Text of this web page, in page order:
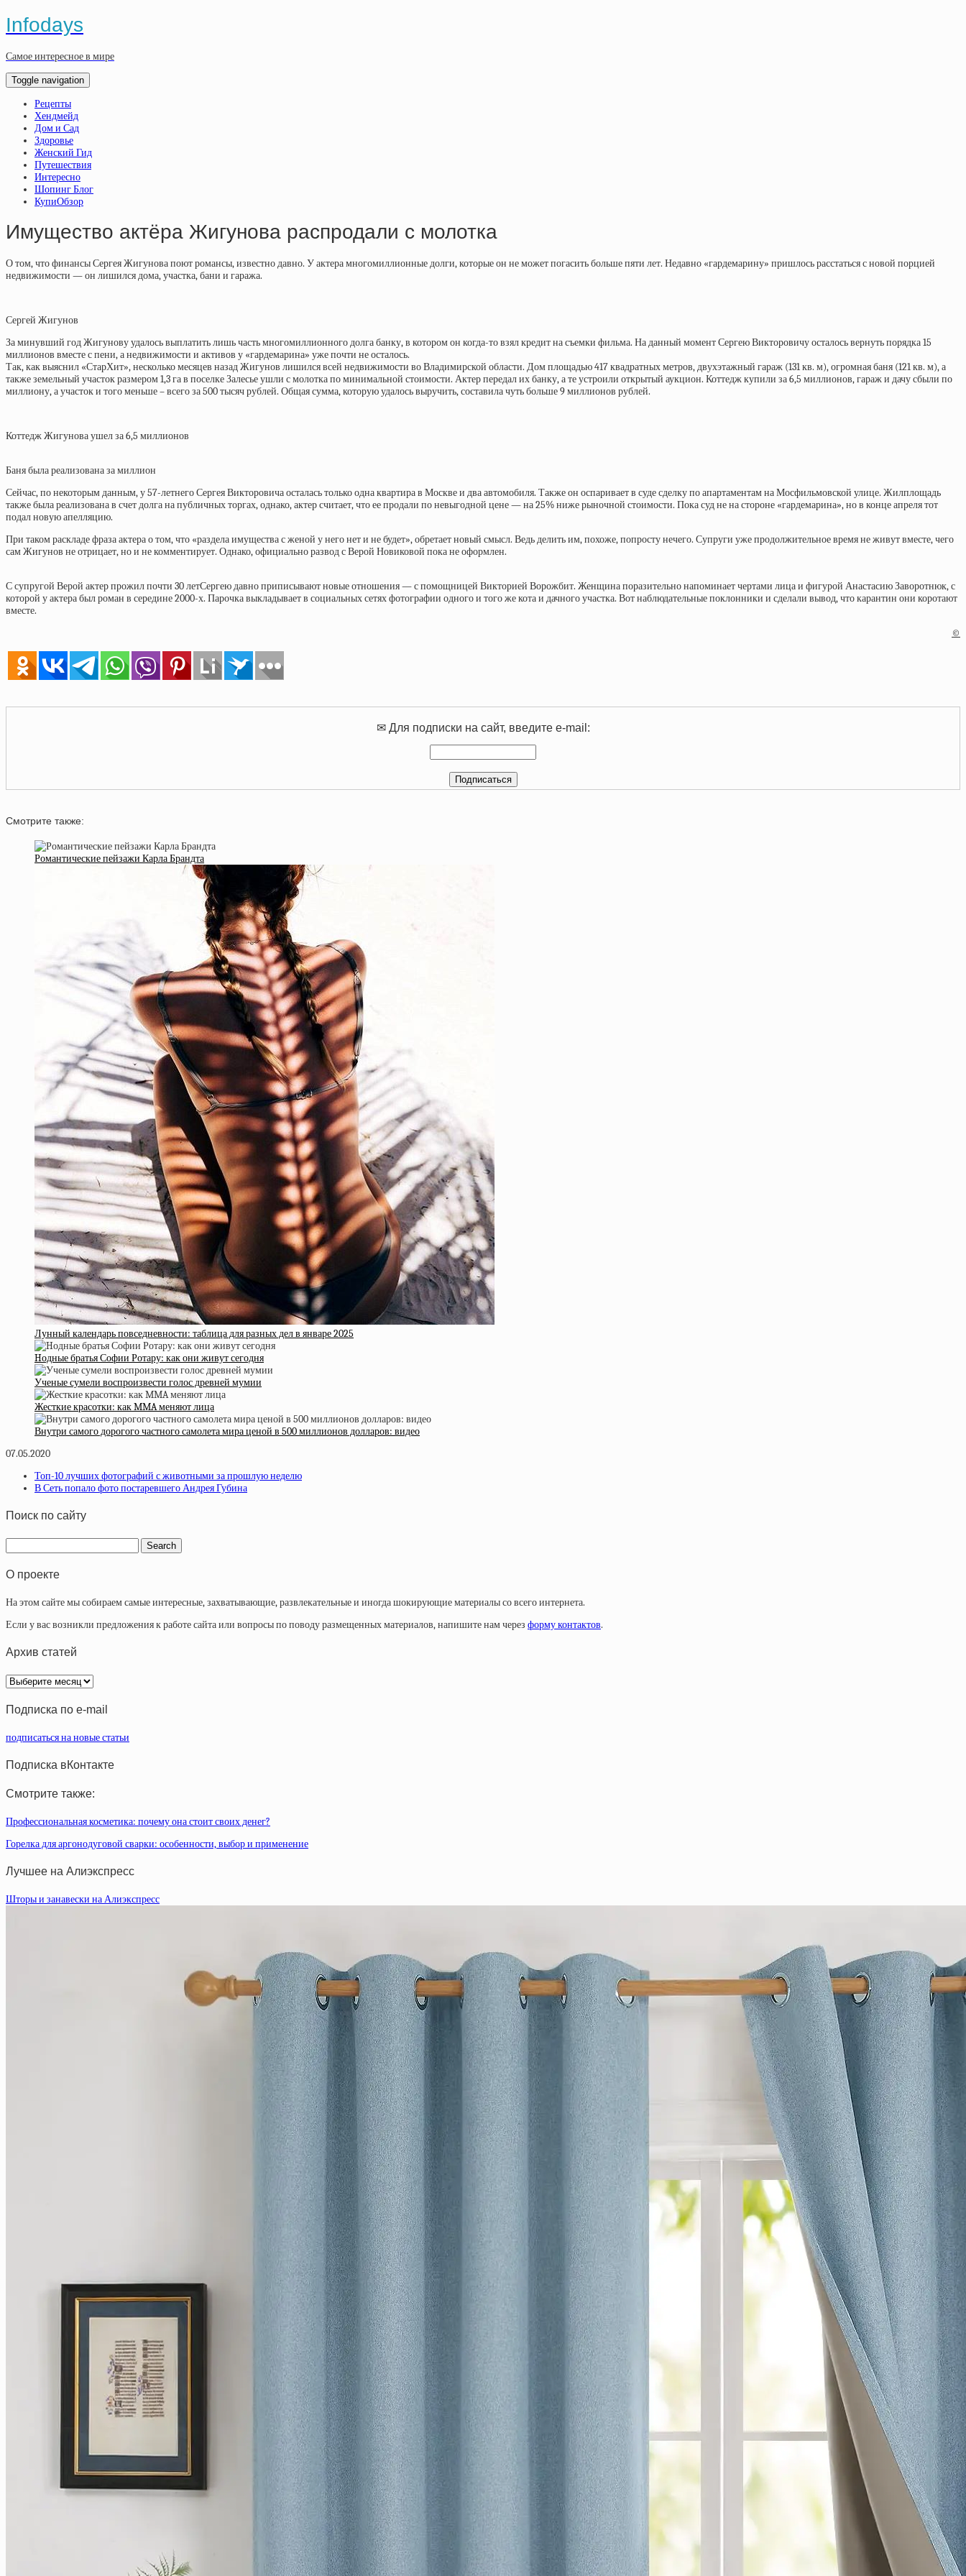
Infodays
Самое интересное в мире
Toggle navigation
Рецепты
Хендмейд
Дом и Сад
Здоровье
Женский Гид
Путешествия
Интересно
Шопинг Блог
КупиОбзор
Имущество актёра Жигунова распродали с молотка
О том, что финансы Сергея Жигунова поют романсы, известно давно. У актера многомиллионные долги, которые он не может погасить больше пяти лет. Недавно «гардемарину» пришлось расстаться с новой порцией
недвижимости — он лишился дома, участка, бани и гаража.
Сергей Жигунов
За минувший год Жигунову удалось выплатить лишь часть многомиллионного долга банку, в котором он когда-то взял кредит на съемки фильма. На данный момент Сергею Викторовичу осталось вернуть порядка 15
миллионов вместе с пени, а недвижимости и активов у «гардемарина» уже почти не осталось.
Так, как выяснил «СтарХит», несколько месяцев назад Жигунов лишился всей недвижимости во Владимирской области. Дом площадью 417 квадратных метров, двухэтажный гараж (131 кв. м), огромная баня (121 кв. м), а
также земельный участок размером 1,3 га в поселке Залесье ушли с молотка по минимальной стоимости. Актер передал их банку, а те устроили открытый аукцион. Коттедж купили за 6,5 миллионов, гараж и дачу сбыли по
миллиону, а участок и того меньше – всего за 500 тысяч рублей. Общая сумма, которую удалось выручить, составила чуть больше 9 миллионов рублей.
Коттедж Жигунова ушел за 6,5 миллионов
Баня была реализована за миллион
Сейчас, по некоторым данным, у 57-летнего Сергея Викторовича осталась только одна квартира в Москве и два автомобиля. Также он оспаривает в суде сделку по апартаментам на Мосфильмовской улице. Жилплощадь
также была реализована в счет долга на публичных торгах, однако, актер считает, что ее продали по невыгодной цене — на 25% ниже рыночной стоимости. Пока суд не на стороне «гардемарина», но в конце апреля тот
подал новую апелляцию.
При таком раскладе фраза актера о том, что «раздела имущества с женой у него нет и не будет», обретает новый смысл. Ведь делить им, похоже, попросту нечего. Супруги уже продолжительное время не живут вместе, чего
сам Жигунов не отрицает, но и не комментирует. Однако, официально развод с Верой Новиковой пока не оформлен.
С супругой Верой актер прожил почти 30 летСергею давно приписывают новые отношения — с помощницей Викторией Ворожбит. Женщина поразительно напоминает чертами лица и фигурой Анастасию Заворотнюк, с
которой у актера был роман в середине 2000-х. Парочка выкладывает в социальных сетях фотографии одного и того же кота и дачного участка. Вот наблюдательные поклонники и сделали вывод, что карантин они коротают
вместе.
©
✉ Для подписки на сайт, введите e-mail:
Смотрите также:
Романтические пейзажи Карла Брандта
Лунный календарь повседневности: таблица для разных дел в январе 2025
Hодные братья Софии Ротару: как они живут сегодня
Ученые сумели воспроизвести голос древней мумии
Жесткие красотки: как MMA меняют лица
Внутри самого дорогого частного самолета мира ценой в 500 миллионов долларов: видео
07.05.2020
Топ-10 лучших фотографий с животными за прошлую неделю
В Сеть попало фото постаревшего Андрея Губина
Поиск по сайту
О проекте
На этом сайте мы собираем самые интересные, захватывающие, развлекательные и иногда шокирующие материалы со всего интернета.
Если у вас возникли предложения к работе сайта или вопросы по поводу размещенных материалов, напишите нам через форму контактов.
Архив статей
Архив
статей
Подписка по e-mail
подписаться на новые статьи
Подписка вКонтакте
Смотрите также:
Профессиональная косметика: почему она стоит своих денег?
Горелка для аргонодуговой сварки: особенности, выбор и применение
Лучшее на Алиэкспресс
Шторы и занавески на Алиэкспресс